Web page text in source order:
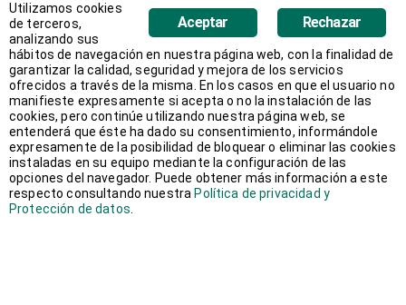
noviembre 2018(3)
octubre 2018(1)
septiembre 2018(2)
agosto 2018(1)
junio 2018(1)
Rechazar
Aceptar
Utilizamos cookies
de terceros,
analizando sus
hábitos de navegación en nuestra página web, con la finalidad de
garantizar la calidad, seguridad y mejora de los servicios
ofrecidos a través de la misma. En los casos en que el usuario no
manifieste expresamente si acepta o no la instalación de las
cookies, pero continúe utilizando nuestra página web, se
entenderá que éste ha dado su consentimiento, informándole
expresamente de la posibilidad de bloquear o eliminar las cookies
instaladas en su equipo mediante la configuración de las
opciones del navegador. Puede obtener más información a este
respecto consultando nuestra Política de privacidad y
Protección de datos